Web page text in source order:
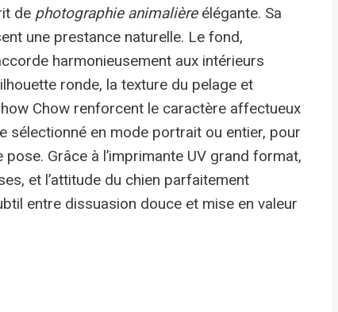
de photographie animalièreélégante. Sa
une prestance naturelle. Le fond,
harmonieusement aux intérieurs
ronde, la texture du pelage et
Chow renforcent le caractère affectueux
sélectionné en mode portrait ou entier, pour
Grâce à l’imprimante UV grand format,
et l’attitude du chien parfaitement
entre dissuasion douce et mise en valeur